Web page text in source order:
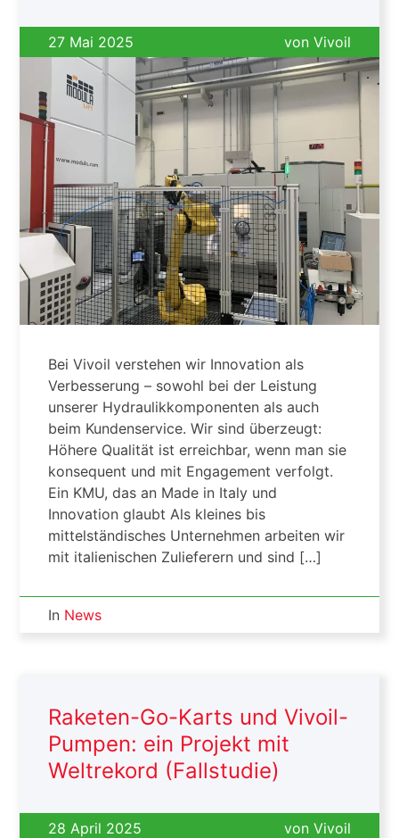
27 Mai 2025 von Vivoil
Bei Vivoil verstehen wir Innovation als
Verbesserung – sowohl bei der Leistung
unserer Hydraulikkomponenten als auch
beim Kundenservice. Wir sind überzeugt:
Höhere Qualität ist erreichbar, wenn man sie
konsequent und mit Engagement verfolgt.
Ein KMU, das an Made in Italy und
Innovation glaubt Als kleines bis
mittelständisches Unternehmen arbeiten wir
mit italienischen Zulieferern und sind […]
In News
Raketen-Go-Karts und Vivoil-
Pumpen: ein Projekt mit
Weltrekord (Fallstudie)
28 April 2025 von Vivoil